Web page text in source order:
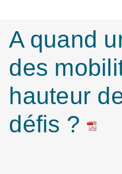
A quand
des
hauteur
défis ?